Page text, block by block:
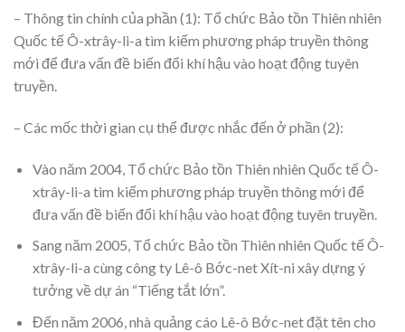
– Thông tin chính của phần (1): Tổ chức Bảo tồn Thiên nhiên
Quốc tế Ô-xtrây-li-a tìm kiếm phương pháp truyền thông
mới để đưa vấn đề biến đổi khí hậu vào hoạt động tuyên
truyền.
– Các mốc thời gian cụ thể được nhắc đến ở phần (2):
Vào năm 2004, Tổ chức Bảo tồn Thiên nhiên Quốc tế Ô-
xtrây-li-a tìm kiếm phương pháp truyền thông mới để
đưa vấn đề biến đổi khí hậu vào hoạt động tuyên truyền.
Sang năm 2005, Tổ chức Bảo tồn Thiên nhiên Quốc tế Ô-
xtrây-li-a cùng công ty Lê-ô Bớc-net Xít-ni xây dựng ý
tưởng về dự án “Tiếng tắt lớn”.
Đến năm 2006, nhà quảng cáo Lê-ô Bớc-net đặt tên cho